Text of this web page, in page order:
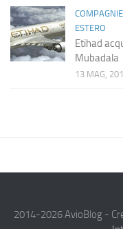
ESTERO
Etihad
Mubadala
13 MAG,
Chi Siamo
2014-2026 AvioBlog -